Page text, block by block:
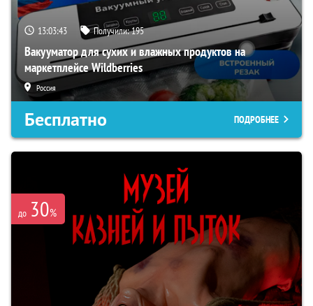
13:03:42 Получили:195
Вакууматор для сухих и влажных продуктов на
маркетплейсе Wildberries
Россия
Бесплатно ПОДРОБНЕЕ
до 30%